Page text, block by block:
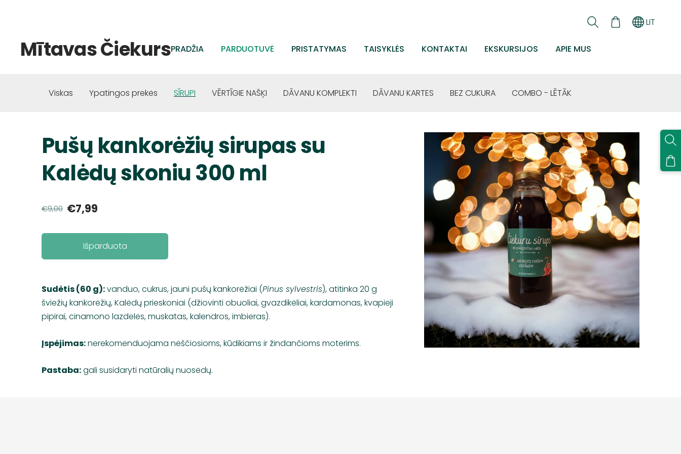
Mītavas ČiekursPRADŽIA PARDUOTUVĖ PRISTATYMAS TAISYKLĖS KONTAKTAI EKSKURSIJOS APIE MUS
LIT
Viskas Ypatingos prekės SĪRUPI VĒRTĪGIE NAŠĶI DĀVANU KOMPLEKTI DĀVANU KARTES BEZ CUKURA COMBO - LĒTĀK
Pušų kankorėžių sirupas su
Kalėdų skoniu 300 ml
€9,00 €7,99
Išparduota
Sudėtis (60 g):vanduo, cukrus, jauni pušų kankorėžiai (Pinus sylvestris), atitinka 20 g
šviežių kankorėžių, Kalėdų prieskoniai (džiovinti obuoliai, gvazdikėliai, kardamonas, kvapieji
pipirai, cinamono lazdelės, muskatas, kalendros, imbieras).
Įspėjimas:nerekomenduojama nėščiosioms, kūdikiams ir žindančioms moterims.
Pastaba:gali susidaryti natūralių nuosėdų.